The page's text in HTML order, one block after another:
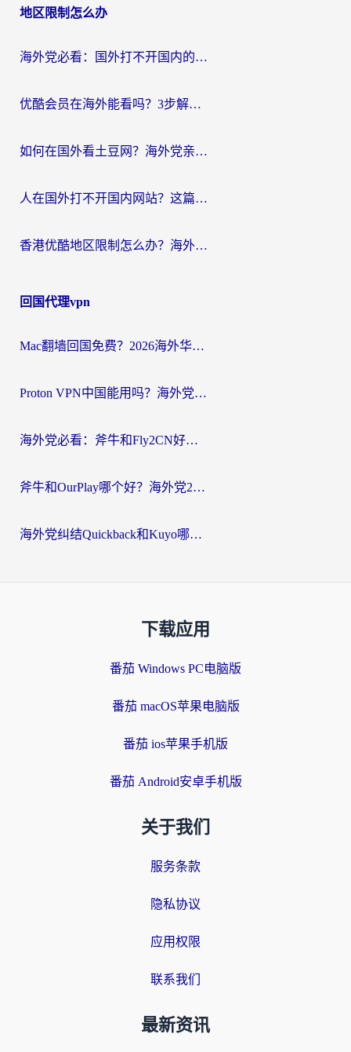
地区限制怎么办
海外党必看：国外打不开国内的app怎么办？3步解决你的乡愁
优酷会员在海外能看吗？3步解决海外追剧难题，附实测好用加速器推荐
如何在国外看土豆网？海外党亲测有效的追剧加速器选择指南
人在国外打不开国内网站？这篇攻略帮你无缝解锁国内资源（附交管12123使用技巧）
香港优酷地区限制怎么办？海外党亲测有效的追剧解决方案
回国代理vpn
Mac翻墙回国免费？2026海外华人亲测：从CCTV5直播到国内APP，这样选加速器才靠谱
Proton VPN中国能用吗？海外党选回国加速器的避坑指南（附番茄加速器实测）
海外党必看：斧牛和Fly2CN好用吗？3招教你选对回国加速器（附免费试用攻略）
斧牛和OurPlay哪个好？海外党2026亲测：选对加速器，国内资源秒加载
海外党纠结Quickback和Kuyo哪个好？选对回国加速器才能无缝刷国内资源
下载应用
番茄 Windows PC电脑版
番茄 macOS苹果电脑版
番茄 ios苹果手机版
番茄 Android安卓手机版
关于我们
服务条款
隐私协议
应用权限
联系我们
最新资讯